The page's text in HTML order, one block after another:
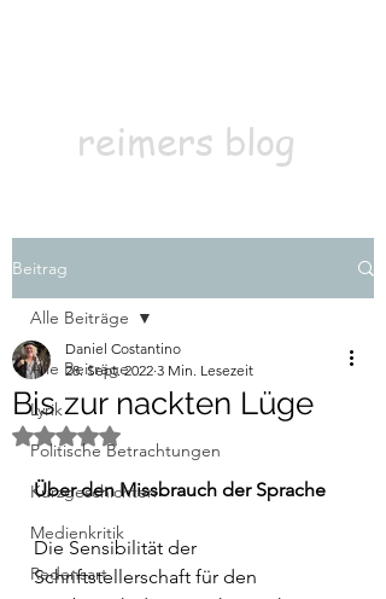
reimers blog
Beitrag
Alle Beiträge
Lyrik
Politische Betrachtungen
Kurzgeschichten
Medienkritik
Redensart
Alle Beiträge
Bis zur nackten Lüge
Daniel Costantino
28. Sept. 2022 3 Min. Lesezeit
Mit NaN von 5 Sternen bewertet.
Über den Missbrauch der Sprache
Die Sensibilität der
Schriftstellerschaft für den